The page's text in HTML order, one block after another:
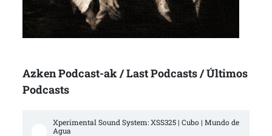
Azken Podcast-ak / Last Podcasts / Últimos
Podcasts
Xperimental Sound System: XSS325 | Cubo | Mundo de
Agua